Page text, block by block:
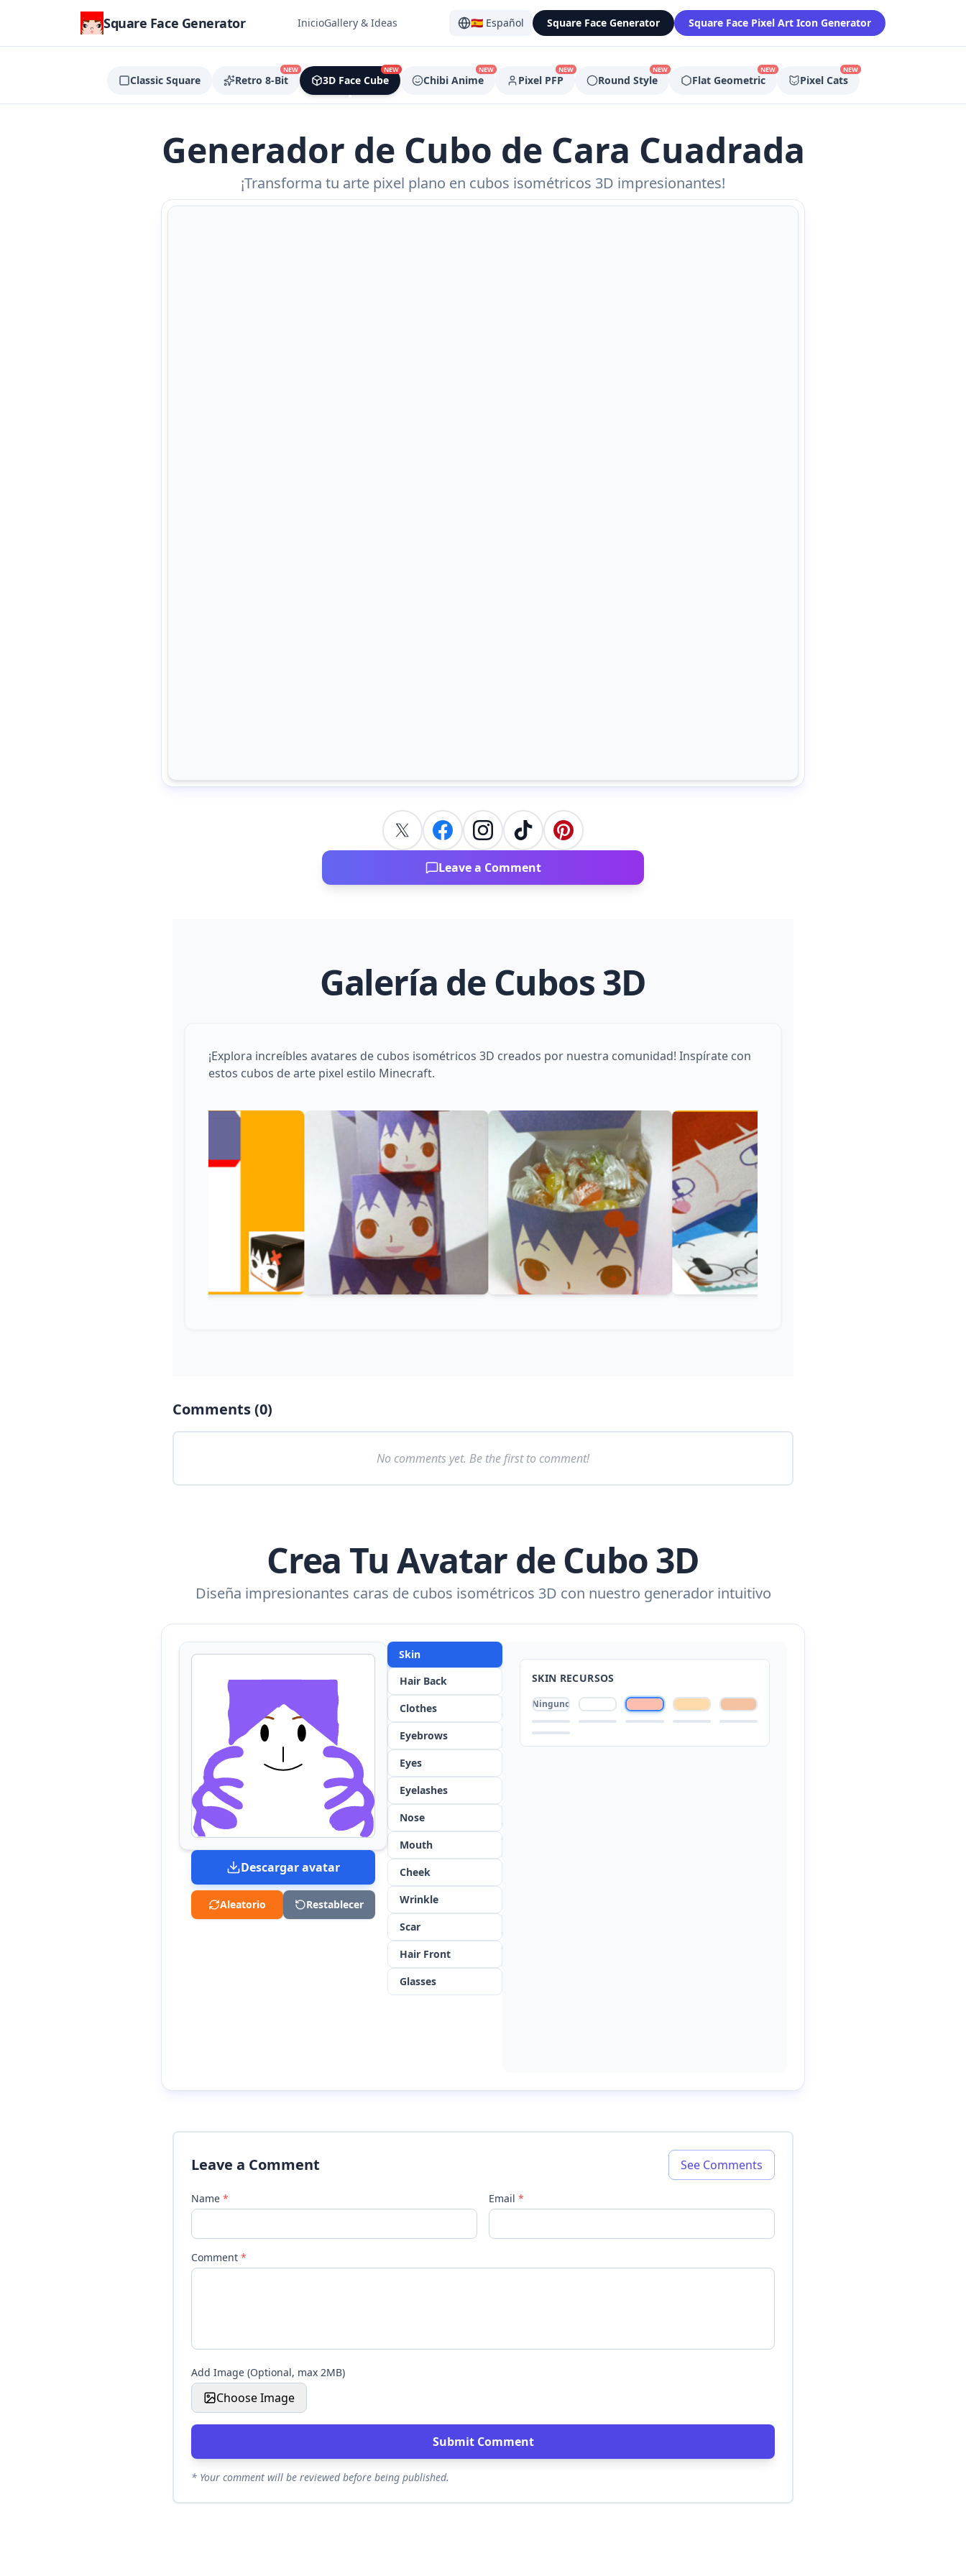
Square Face Generator InicioGallery & Ideas 🇪🇸 Español Square Face Generator Square Face Pixel Art Icon Generator
Classic Square Retro 8-Bit
NEW
3D Face Cube
NEW
Chibi Anime
NEW
Pixel PFP
NEW
Round Style
NEW
Flat Geometric
NEW
Pixel Cats
NEW
Generador de Cubo de Cara Cuadrada
¡Transforma tu arte pixel plano en cubos isométricos 3D impresionantes!
Leave a Comment
Galería de Cubos 3D
¡Explora increíbles avatares de cubos isométricos 3D creados por nuestra comunidad! Inspírate con
estos cubos de arte pixel estilo Minecraft.
Comments (0)
No comments yet. Be the first to comment!
Crea Tu Avatar de Cubo 3D
Diseña impresionantes caras de cubos isométricos 3D con nuestro generador intuitivo
Descargar avatar
Aleatorio Restablecer
Skin
Hair Back
Clothes
Eyebrows
Eyes
Eyelashes
Nose
Mouth
Cheek
Wrinkle
Scar
Hair Front
Glasses
SKIN RECURSOS
Ninguno
Leave a Comment See Comments
Name * Email *
Comment *
Add Image (Optional, max 2MB)
Choose Image
Submit Comment
* Your comment will be reviewed before being published.